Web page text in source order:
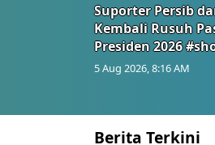
Suporter Persib
Kembali Rusuh
Presiden 2026
5 Aug 2026, 8:16 AM
Berita Terkini